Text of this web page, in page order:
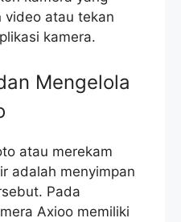
video atau tekan
kamera.
Mengelola
atau merekam
adalah menyimpan
Pada
Axioo memiliki